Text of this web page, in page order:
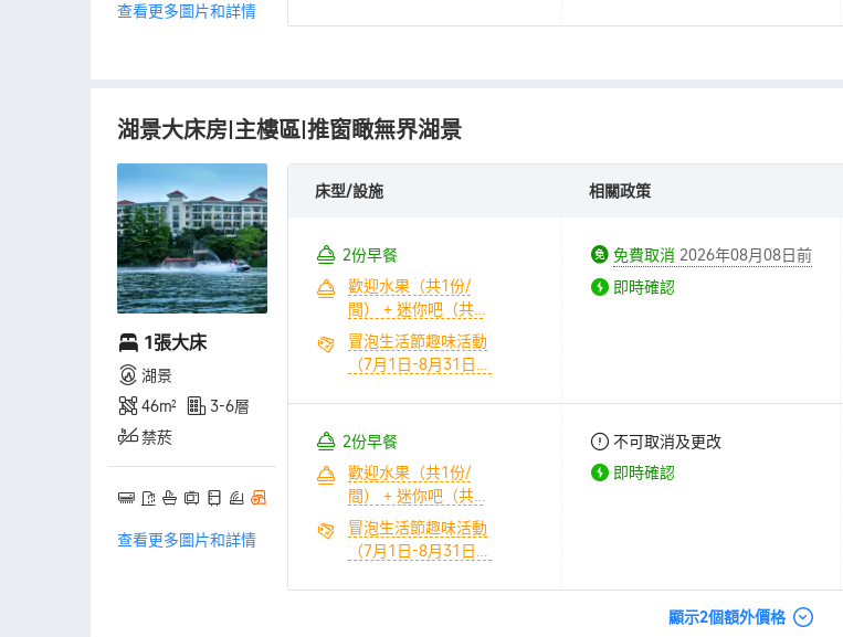
查看更多圖片和詳情
幹蒸、濕蒸體驗（共
間） + 冒泡生活節趣
+ 童趣兒童卡丁車10
分鐘（共1份/間） +
580元全園區遊樂康
養代金券包（1份/間/
晚）
湖景大床房|主樓區|推窗瞰無界湖景
1張大床
湖景
46㎡
3-6層
禁菸
查看更多圖片和詳情
床型/設施 相關政策
2份早餐
歡迎水果（共1份/
間） + 迷你吧（共1
份/間）
冒泡生活節趣味活動
（7月1日-8月31日）
玩（共2份/間） + 來
珍稀温泉（共2份/
間） + 無限次幹蒸、
濕蒸體驗（共2份/
間） + 青春樂園大草
+ 童趣兒童卡丁車10
免費取消 2026年08月08日前
即時確認
2份早餐
歡迎水果（共1份/
間） + 迷你吧（共1
份/間）
冒泡生活節趣味活動
（7月1日-8月31日）
不可取消及更改
即時確認
顯示2個額外價格